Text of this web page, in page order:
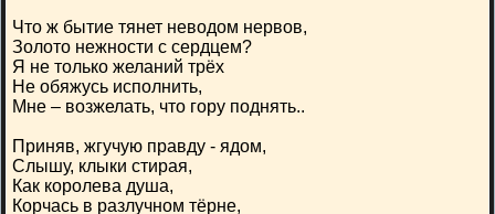
Что ж бытие тянет неводом нервов,
Золото нежности с сердцем?
Я не только желаний трёх
Не обяжусь исполнить,
Мне – возжелать, что гору поднять..
Приняв, жгучую правду - ядом,
Слышу, клыки стирая,
Как королева душа,
Корчась в разлучном тёрне,